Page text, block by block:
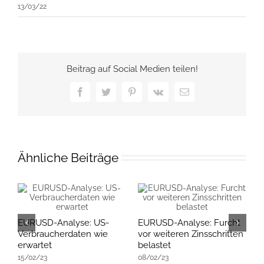
13/03/22
Beitrag auf Social Medien teilen!
FacebookTwitterPinterest
Vk
E-
Ähnliche Beiträge
EURUSD-Analyse: US-
Verbraucherdaten wie
erwartet
15/02/23
EURUSD-Analyse: Furcht
vor weiteren Zinsschritten
belastet
08/02/23